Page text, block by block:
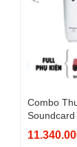
Combo
Soundcard
(Boxlive